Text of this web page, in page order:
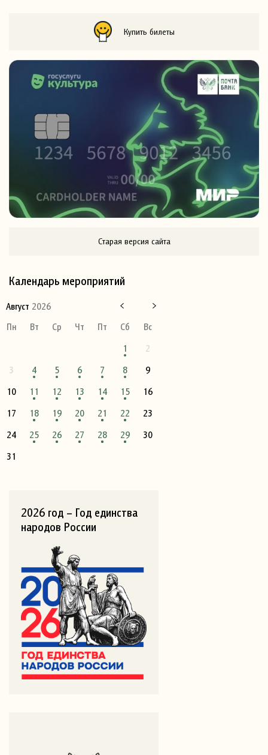
Купить билеты
Старая версия сайта
Календарь мероприятий
Август 2026
Пн
Вт Ср Чт Пт Сб
Вс
1
2
3
4 5 6 7 8
9
10
11 12 13 14 15
16
17
18 19 20 21 22
23
24
25 26 27 28 29
30
31
2026 год – Год единства
народов России